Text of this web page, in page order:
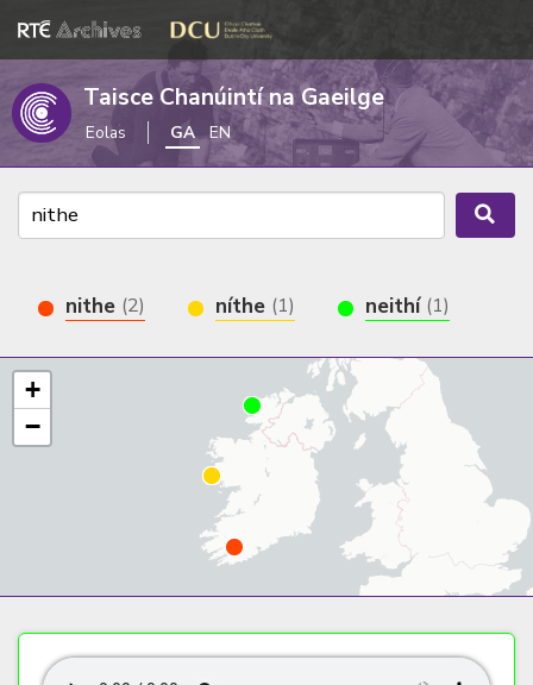
Taisce Chanúintí na Gaeilge
Eolas GA EN
nithe (2) níthe (1) neithí (1)
+
−